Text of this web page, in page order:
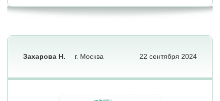
22 сентября 2024
Захарова Н. г. Москва